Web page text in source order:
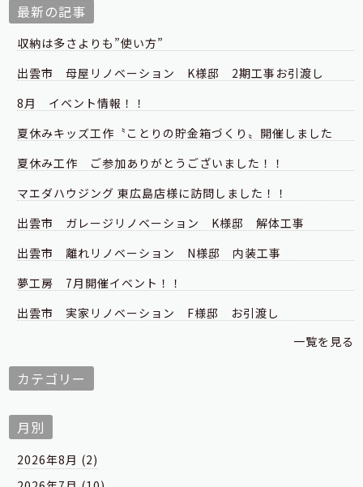
最新の記事
収納は多さよりも”使い方”
出雲市 母屋リノベーション K様邸 2期工事お引渡し
8月 イベント情報！！
夏休みキッズ工作〝ことりの貯金箱づくり〟開催しました
夏休み工作 ご参加ありがとうございました！！
マエダハウジング 東広島店様に訪問しました！！
出雲市 ガレージリノベーション K様邸 解体工事
出雲市 離れリノベーション N様邸 内装工事
夢工房 7月開催イベント！！
出雲市 実家リノベーション F様邸 お引渡し
一覧を見る
カテゴリー
月別
2026年8月 (2)